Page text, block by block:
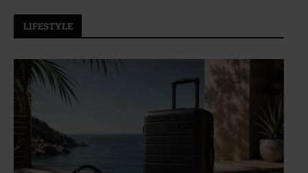
LIFESTYLE